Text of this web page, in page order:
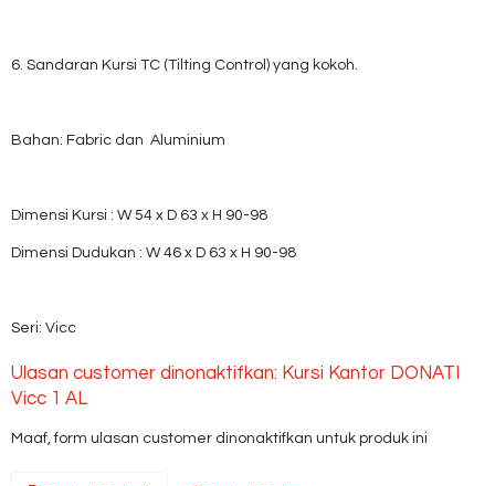
6. Sandaran Kursi TC (Tilting Control) yang kokoh.
Bahan: Fabric dan Aluminium
Dimensi Kursi : W 54 x D 63 x H 90-98
Dimensi Dudukan : W 46 x D 63 x H 90-98
Seri: Vicc
Ulasan customer dinonaktifkan: Kursi Kantor DONATI
Vicc 1 AL
Maaf, form ulasan customer dinonaktifkan untuk produk ini